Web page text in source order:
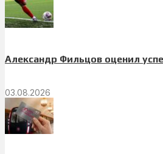
Александр Фильцов оценил
03.08.2026